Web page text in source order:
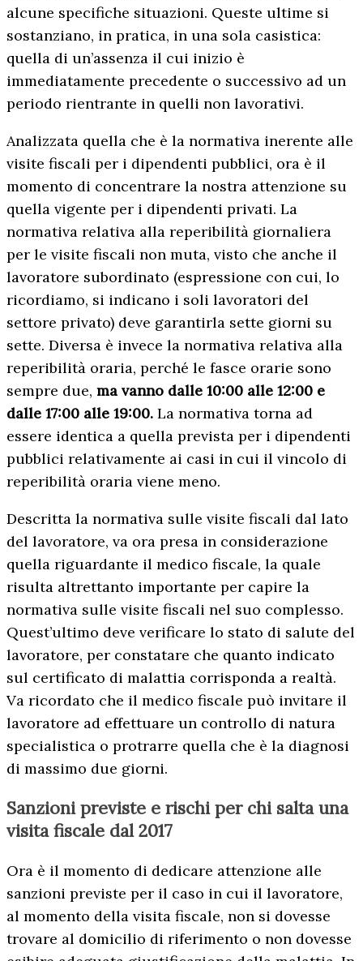
alcune specifiche situazioni. Queste ultime si
sostanziano, in pratica, in una sola casistica:
quella di un’assenza il cui inizio è
immediatamente precedente o successivo ad un
periodo rientrante in quelli non lavorativi.
Analizzata quella che è la normativa inerente alle
visite fiscali per i dipendenti pubblici, ora è il
momento di concentrare la nostra attenzione su
quella vigente per i dipendenti privati. La
normativa relativa alla reperibilità giornaliera
per le visite fiscali non muta, visto che anche il
lavoratore subordinato (espressione con cui, lo
ricordiamo, si indicano i soli lavoratori del
settore privato) deve garantirla sette giorni su
sette. Diversa è invece la normativa relativa alla
reperibilità oraria, perché le fasce orarie sono
sempre due, ma vanno dalle 10:00 alle 12:00 e
dalle 17:00 alle 19:00. La normativa torna ad
essere identica a quella prevista per i dipendenti
pubblici relativamente ai casi in cui il vincolo di
reperibilità oraria viene meno.
Descritta la normativa sulle visite fiscali dal lato
del lavoratore, va ora presa in considerazione
quella riguardante il medico fiscale, la quale
risulta altrettanto importante per capire la
normativa sulle visite fiscali nel suo complesso.
Quest’ultimo deve verificare lo stato di salute del
lavoratore, per constatare che quanto indicato
sul certificato di malattia corrisponda a realtà.
Va ricordato che il medico fiscale può invitare il
lavoratore ad effettuare un controllo di natura
specialistica o protrarre quella che è la diagnosi
di massimo due giorni.
Sanzioni previste e rischi per chi salta una
visita fiscale dal 2017
Ora è il momento di dedicare attenzione alle
sanzioni previste per il caso in cui il lavoratore,
al momento della visita fiscale, non si dovesse
trovare al domicilio di riferimento o non dovesse